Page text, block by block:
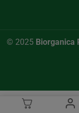
© 2025 Biorganica